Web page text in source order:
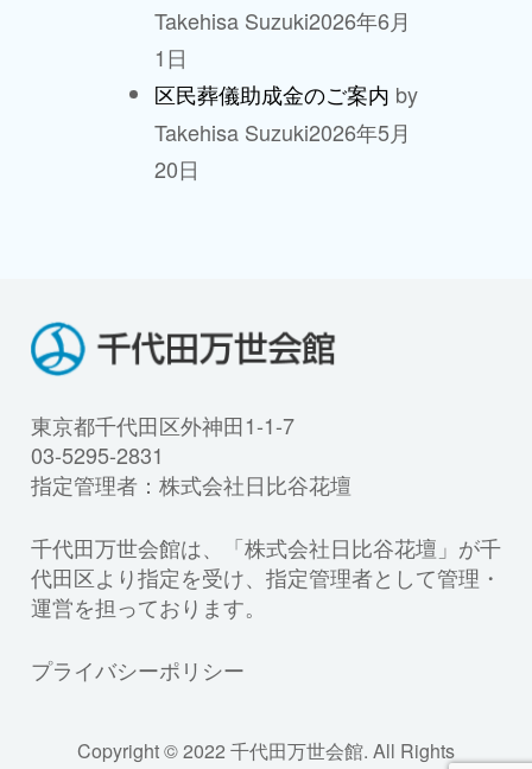
Takehisa Suzuki2026年6月
1日
区民葬儀助成金のご案内 by
Takehisa Suzuki2026年5月
20日
東京都千代田区外神田1-1-7
03-5295-2831
指定管理者：株式会社日比谷花壇
千代田万世会館は、「株式会社日比谷花壇」が千
代田区より指定を受け、指定管理者として管理・
運営を担っております。
プライバシーポリシー
Copyright © 2022 千代田万世会館. All Rights